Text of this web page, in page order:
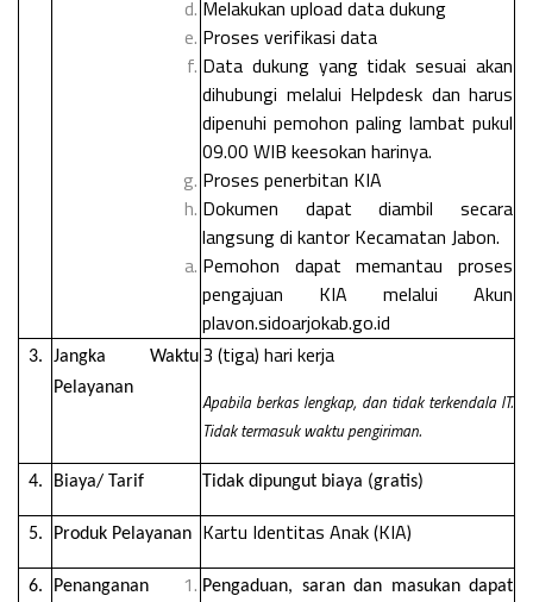
Melakukan upload data dukung
Proses verifikasi data
Data dukung yang tidak sesuai akan
dihubungi melalui Helpdesk dan harus
dipenuhi pemohon paling lambat pukul
09.00 WIB keesokan harinya.
Proses penerbitan KIA
Dokumen dapat diambil secara
langsung di kantor Kecamatan Jabon.
Pemohon dapat memantau proses
pengajuan KIA melalui Akun
plavon.sidoarjokab.go.id
3.
Jangka Waktu
Pelayanan
3 (tiga) hari kerja
Apabila berkas lengkap, dan tidak terkendala IT.
Tidak termasuk waktu pengiriman.
4. Biaya/ Tarif Tidak dipungut biaya (gratis)
5. Produk Pelayanan Kartu Identitas Anak (KIA)
6.
Penanganan
Pengaduan, saran dan masukan dapat